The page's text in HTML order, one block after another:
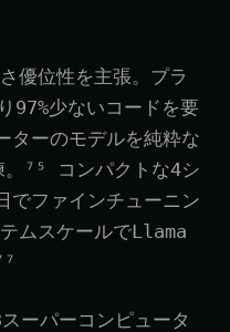
優位性を主張。プラ
97%少ないコードを要
ターのモデルを純粋な
。⁷⁵ コンパクトな4シ
でファインチューニン
ムスケールでLlama
ーパーコンピュータ